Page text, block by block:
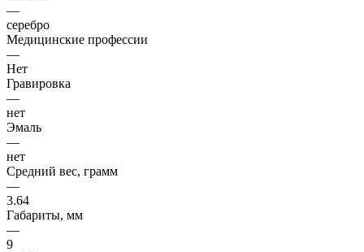
—
серебро
Медицинские профессии
—
Нет
Гравировка
—
нет
Эмаль
—
нет
Средний вес, грамм
—
3.64
Габариты, мм
—
9